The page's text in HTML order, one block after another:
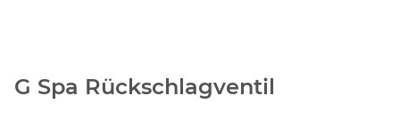
G Spa Rückschlagventil